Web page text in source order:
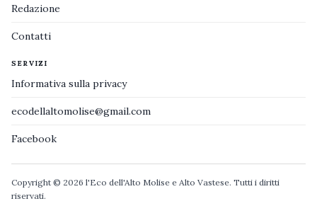
Redazione
Contatti
SERVIZI
Informativa sulla privacy
ecodellaltomolise@gmail.com
Facebook
Copyright © 2026 l'Eco dell'Alto Molise e Alto Vastese. Tutti i diritti
riservati.